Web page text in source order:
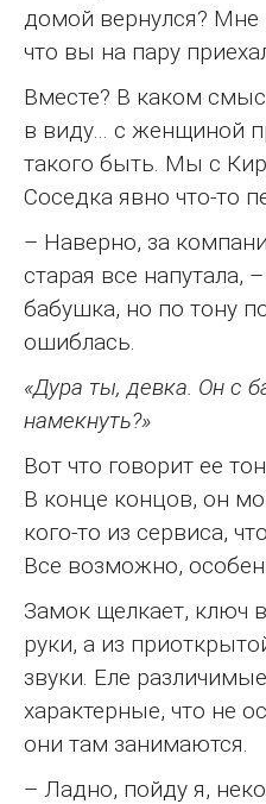
домой вернулся? Мне
что вы на пару
Вместе? В каком
в виду… с женщиной
такого быть. Мы с
Соседка явно что-то
– Наверно, за
старая все напутала,
бабушка, но по тону
ошиблась.
«Дура ты, девка. Он с
намекнуть?»
Вот что говорит ее
В конце концов, он
кого-то из сервиса,
Все возможно,
Замок щелкает, ключ
руки, а из
звуки. Еле
характерные, что не
они там занимаются.
– Ладно, пойду я,